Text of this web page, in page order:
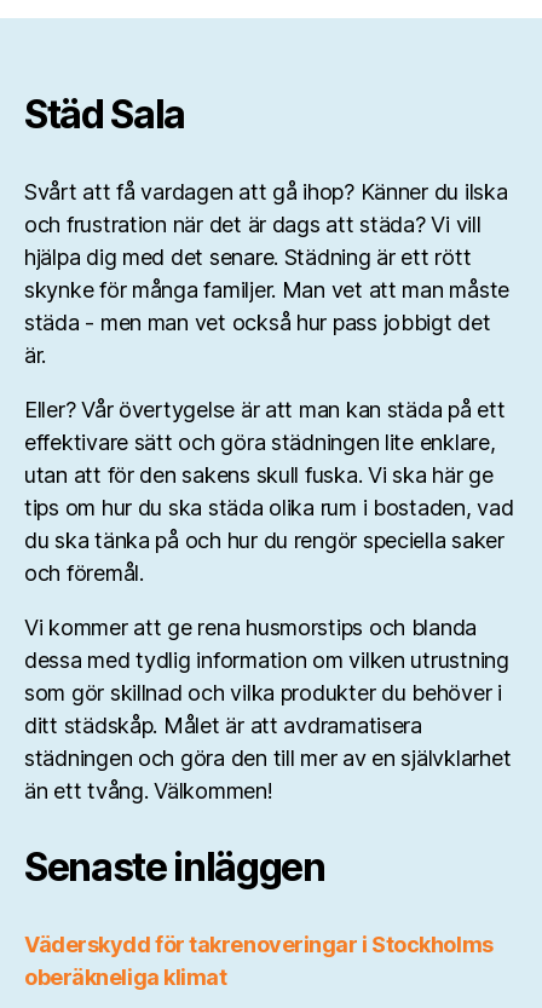
Städ Sala
Svårt att få vardagen att gå ihop? Känner du ilska
och frustration när det är dags att städa? Vi vill
hjälpa dig med det senare. Städning är ett rött
skynke för många familjer. Man vet att man måste
städa - men man vet också hur pass jobbigt det
är.
Eller? Vår övertygelse är att man kan städa på ett
effektivare sätt och göra städningen lite enklare,
utan att för den sakens skull fuska. Vi ska här ge
tips om hur du ska städa olika rum i bostaden, vad
du ska tänka på och hur du rengör speciella saker
och föremål.
Vi kommer att ge rena husmorstips och blanda
dessa med tydlig information om vilken utrustning
som gör skillnad och vilka produkter du behöver i
ditt städskåp. Målet är att avdramatisera
städningen och göra den till mer av en självklarhet
än ett tvång. Välkommen!
Senaste inläggen
Väderskydd för takrenoveringar i Stockholms
oberäkneliga klimat